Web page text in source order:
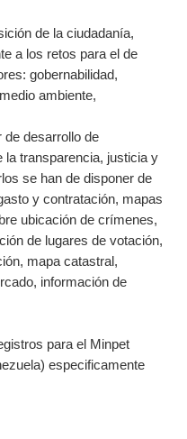
de la ciudadanía,
a los retos para el de
gobernabilidad,
ambiente,
de desarrollo de
la transparencia, justicia y
se han de disponer de
y contratación, mapas
ubicación de crímenes,
de lugares de votación,
mapa catastral,
información de
para el Minpet
especificamente